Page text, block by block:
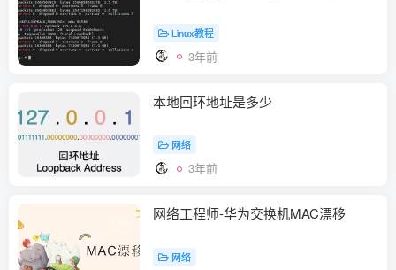
Linux教程
3年前
本地回环地址是多少
网络
3年前
网络工程师-华为交换机MAC漂移
网络